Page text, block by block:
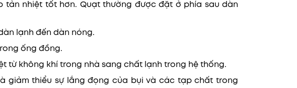
tản nhiệt tốt hơn. Quạt thường được đặt ở phía sau dàn
lạnh đến dàn nóng.
ống đồng.
từ không khí trong nhà sang chất lạnh trong hệ thống.
giảm thiểu sự lắng đọng của bụi và các tạp chất trong